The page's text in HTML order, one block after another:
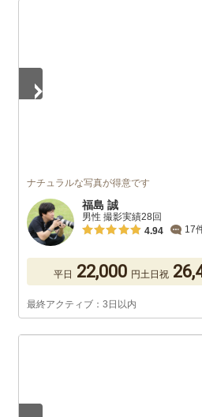
ナチュラルな写真が得意です
福島 誠
男性 撮影実績28回
4.94
17
平日 22,000 円土日祝
最終アクティブ：3日以内